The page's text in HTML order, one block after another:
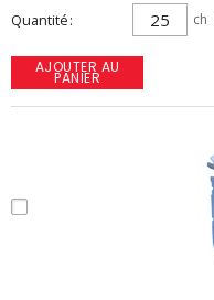
Quantité ch
AJOUTER AU
PANIER